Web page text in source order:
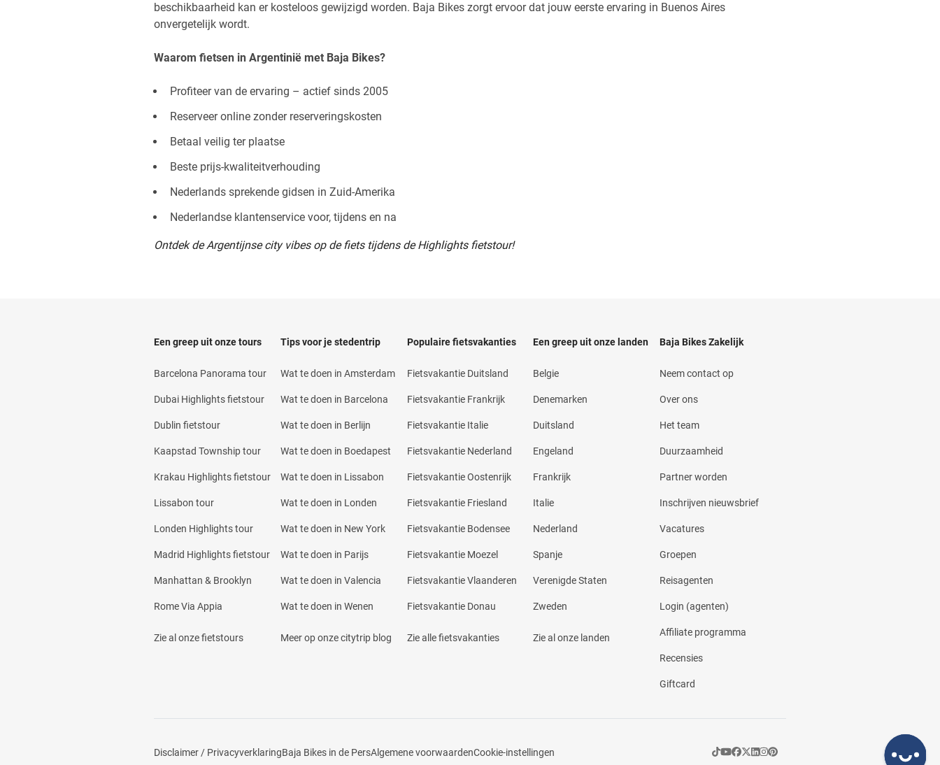
beschikbaarheid kan er kosteloos gewijzigd worden. Baja Bikes zorgt ervoor dat jouw eerste ervaring in Buenos Aires
onvergetelijk wordt.
Waarom fietsen in Argentinië met Baja Bikes?
Profiteer van de ervaring – actief sinds 2005
Reserveer online zonder reserveringskosten
Betaal veilig ter plaatse
Beste prijs-kwaliteitverhouding
Nederlands sprekende gidsen in Zuid-Amerika
Nederlandse klantenservice voor, tijdens en na
Ontdek de Argentijnse city vibes op de fiets tijdens de Highlights fietstour!
Een greep uit onze tours
Barcelona Panorama tour
Dubai Highlights fietstour
Dublin fietstour
Kaapstad Township tour
Krakau Highlights fietstour
Lissabon tour
Londen Highlights tour
Madrid Highlights fietstour
Manhattan & Brooklyn
Rome Via Appia
Zie al onze fietstours
Tips voor je stedentrip
Wat te doen in Amsterdam
Wat te doen in Barcelona
Wat te doen in Berlijn
Wat te doen in Boedapest
Wat te doen in Lissabon
Wat te doen in Londen
Wat te doen in New York
Wat te doen in Parijs
Wat te doen in Valencia
Wat te doen in Wenen
Meer op onze citytrip blog
Populaire fietsvakanties
Fietsvakantie Duitsland
Fietsvakantie Frankrijk
Fietsvakantie Italie
Fietsvakantie Nederland
Fietsvakantie Oostenrijk
Fietsvakantie Friesland
Fietsvakantie Bodensee
Fietsvakantie Moezel
Fietsvakantie Vlaanderen
Fietsvakantie Donau
Zie alle fietsvakanties
Een greep uit onze landen
Belgie
Denemarken
Duitsland
Engeland
Frankrijk
Italie
Nederland
Spanje
Verenigde Staten
Zweden
Zie al onze landen
Baja Bikes Zakelijk
Neem contact op
Over ons
Het team
Duurzaamheid
Partner worden
Inschrijven nieuwsbrief
Vacatures
Groepen
Reisagenten
Login (agenten)
Affiliate programma
Recensies
Giftcard
Disclaimer / PrivacyverklaringBaja Bikes in de PersAlgemene voorwaardenCookie-instellingen